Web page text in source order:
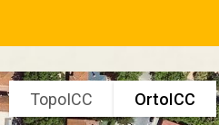
TopoICC OrtoICC